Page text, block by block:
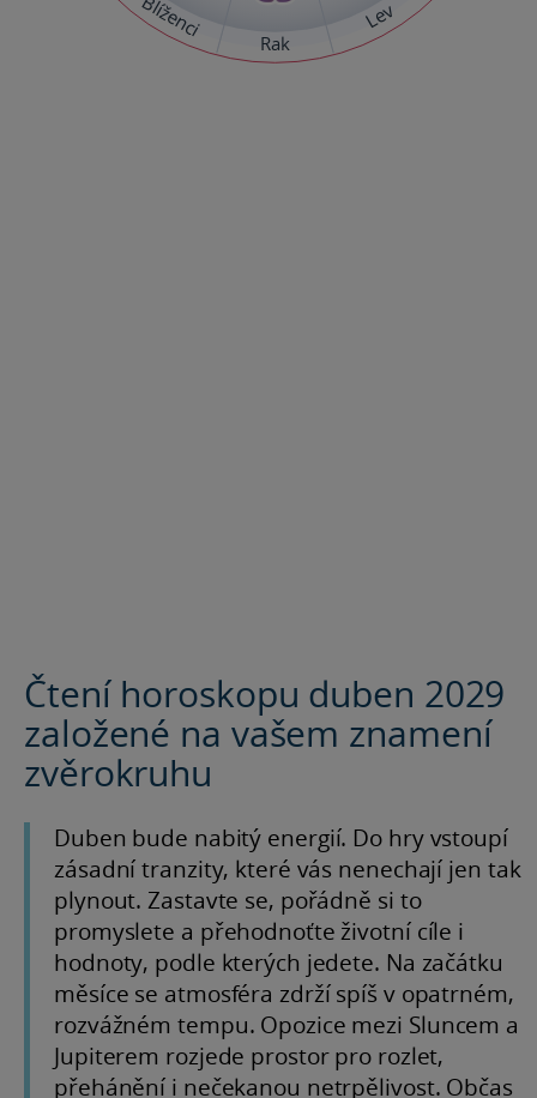
Čtení horoskopu duben 2029
založené na vašem znamení
zvěrokruhu
Duben bude nabitý energií. Do hry vstoupí
zásadní tranzity, které vás nenechají jen tak
plynout. Zastavte se, pořádně si to
promyslete a přehodnoťte životní cíle i
hodnoty, podle kterých jedete. Na začátku
měsíce se atmosféra zdrží spíš v opatrném,
rozvážném tempu. Opozice mezi Sluncem a
Jupiterem rozjede prostor pro rozlet,
přehánění i nečekanou netrpělivost. Občas
Blíženci
Rak
Lev